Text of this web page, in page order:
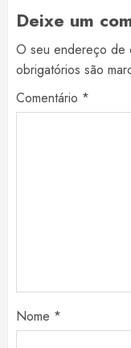
Deixe um
O seu endereço de
obrigatórios são
Comentário *
Nome *